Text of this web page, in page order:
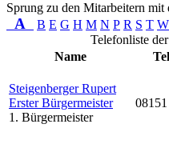
Sprung zu den Mitarbeitern mit
A B E G H M N P R S T W
Telefonliste
Name
Steigenberger Rupert
Erster Bürgermeister
1. Bürgermeister